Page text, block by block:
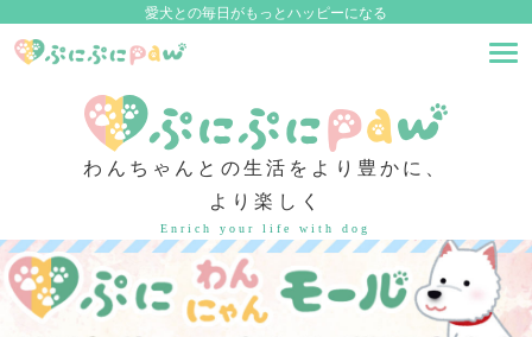
愛犬との毎日がもっとハッピーになる
わんちゃんとの生活をより豊かに、
より楽しく
Enrich your life with dog